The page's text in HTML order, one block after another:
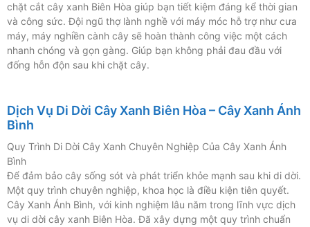
chặt cắt cây xanh Biên Hòa giúp bạn tiết kiệm đáng kể thời gian
và công sức. Đội ngũ thợ lành nghề với máy móc hỗ trợ như cưa
máy, máy nghiền cành cây sẽ hoàn thành công việc một cách
nhanh chóng và gọn gàng. Giúp bạn không phải đau đầu với
đống hỗn độn sau khi chặt cây.
Dịch Vụ Di Dời Cây Xanh Biên Hòa – Cây Xanh Ánh
Bình
Quy Trình Di Dời Cây Xanh Chuyên Nghiệp Của Cây Xanh Ánh
Bình
Để đảm bảo cây sống sót và phát triển khỏe mạnh sau khi di dời.
Một quy trình chuyên nghiệp, khoa học là điều kiện tiên quyết.
Cây Xanh Ánh Bình, với kinh nghiệm lâu năm trong lĩnh vực dịch
vụ di dời cây xanh Biên Hòa. Đã xây dựng một quy trình chuẩn